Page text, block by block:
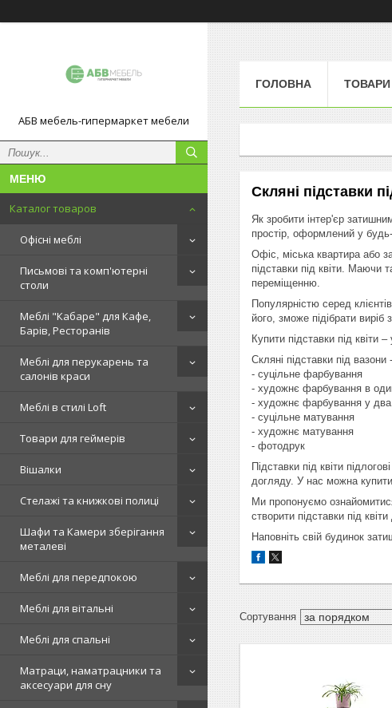
АБВ мебель-гипермаркет мебели
Каталог товаров
Офісні меблі
Письмові та комп'ютерні
столи
Меблі "Кабаре" для Кафе,
Барів, Ресторанів
Меблі для перукарень та
салонів краси
Меблі в стилі Loft
Товари для геймерів
Вішалки
Стелажі та книжкові полиці
Шафи та Камери зберігання
металеві
Меблі для передпокою
Меблі для вітальні
Меблі для спальні
Матраци, наматрацники та
аксесуари для сну
ГОЛОВНА
Скляні підставки
Як зробити інтер'єр
простір, оформлений у будь-
Офіс, міська квартира або
підставки під квіти. Маючи
переміщенню.
Популярністю серед
його, зможе підібрати виріб
Купити підставки під квіти
Скляні підставки під
- суцільне фарбування
- художнє фарбування в
- художнє фарбування у
- суцільне матування
- художнє матування
- фотодрук
Підставки під квіти
догляду. У нас можна купити
Ми пропонуємо
створити підставки під
Наповніть свій будинок